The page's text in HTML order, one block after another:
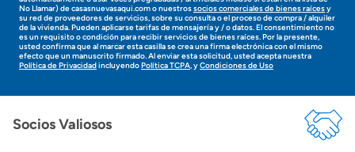
á
p
r
o
n
t
!
No Llamar) de casasnuevasaqui.com o nuestrossocios comerciales de bienes raícesy
su red de proveedores de servicios, sobre su consulta o el proceso de compra / alquiler
de la vivienda. Pueden aplicarse tarifas de mensajería y / o datos. El consentimiento no
es un requisito o condición para recibir servicios de bienes raíces. Por la presente,
usted confirma que al marcar esta casilla se crea una firma electrónica con el mismo
efecto que un manuscrito firmado. Al enviar esta solicitud, usted acepta nuestra
Política de PrivacidadincluyendoPolítica TCPA, yCondiciones de Uso
Socios Valiosos